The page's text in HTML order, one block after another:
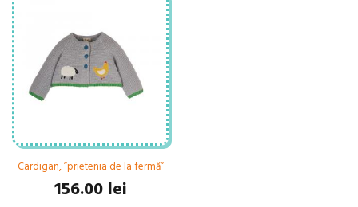
Cardigan, ”prietenia de la fermă”
156.00 lei